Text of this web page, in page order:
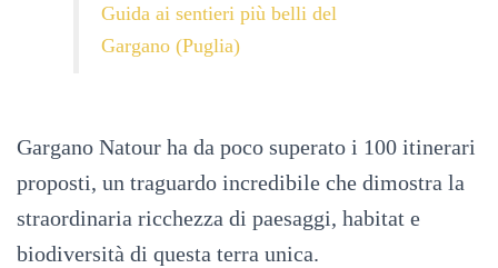
Guida ai sentieri più belli del
Gargano (Puglia)
Gargano Natour ha da poco superato i 100 itinerari
proposti, un traguardo incredibile che dimostra la
straordinaria ricchezza di paesaggi, habitat e
biodiversità di questa terra unica.